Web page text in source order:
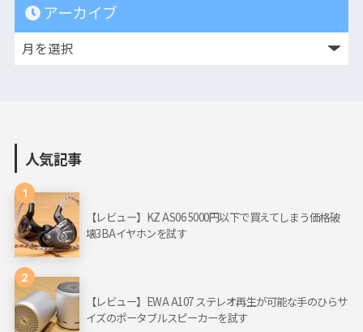
アーカイブ
人気記事
1
【レビュー】KZ AS06 5000円以下で買えてしまう価格破
壊3BAイヤホンを試す
2
【レビュー】EWA A107 ステレオ再生が可能な手のひらサ
イズのポータブルスピーカーを試す